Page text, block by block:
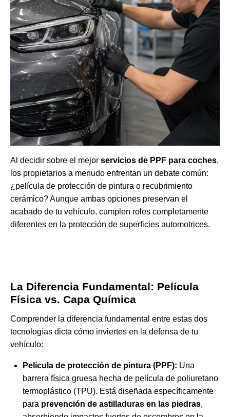
Al decidir sobre el mejor servicios de PPF para coches,
los propietarios a menudo enfrentan un debate común:
¿película de protección de pintura o recubrimiento
cerámico? Aunque ambas opciones preservan el
acabado de tu vehículo, cumplen roles completamente
diferentes en la protección de superficies automotrices.
La Diferencia Fundamental: Película
Física vs. Capa Química
Comprender la diferencia fundamental entre estas dos
tecnologías dicta cómo inviertes en la defensa de tu
vehículo:
Película de protección de pintura (PPF): Una
barrera física gruesa hecha de película de poliuretano
termoplástico (TPU). Está diseñada específicamente
para prevención de astilladuras en las piedras,